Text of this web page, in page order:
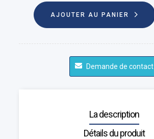
AJOUTER AU PANIER
Demande de contact
La description
Détails du produit